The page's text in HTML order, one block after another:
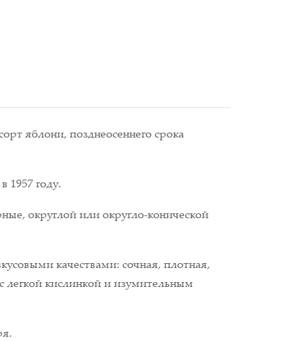
яблони, позднеосеннего срока
1957 году.
округлой или округло-конической
качествами: сочная, плотная,
легкой кислинкой и изумительным